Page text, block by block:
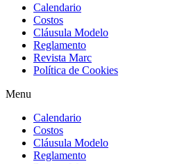
Calendario
Costos
Cláusula Modelo
Reglamento
Revista Marc
Política de Cookies
Menu
Calendario
Costos
Cláusula Modelo
Reglamento